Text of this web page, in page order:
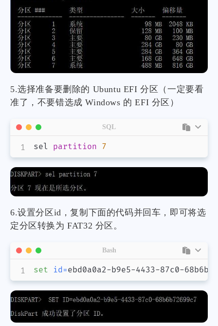
5.选择准备要删除的 Ubuntu EFI 分区（一定要看
准了，不要错选成 Windows 的 EFI 分区）
sel partition 7
SQL
6.设置分区id，复制下面的代码并回车，即可将选
定分区转换为 FAT32 分区。
set id=
Bash